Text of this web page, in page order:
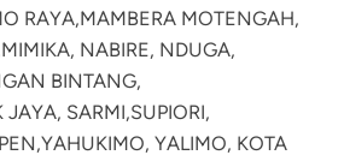
RAYA,MAMBERA MOTENGAH,
MIMIKA, NABIRE, NDUGA,
BINTANG,
JAYA, SARMI,SUPIORI,
YAHUKIMO, YALIMO, KOTA